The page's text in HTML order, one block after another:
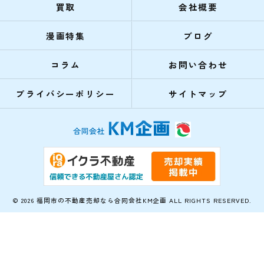
買取 会社概要
漫画特集 ブログ
コラム お問い合わせ
プライバシーポリシー サイトマップ
© 2026 福岡市の不動産売却なら合同会社KM企画 ALL RIGHTS RESERVED.